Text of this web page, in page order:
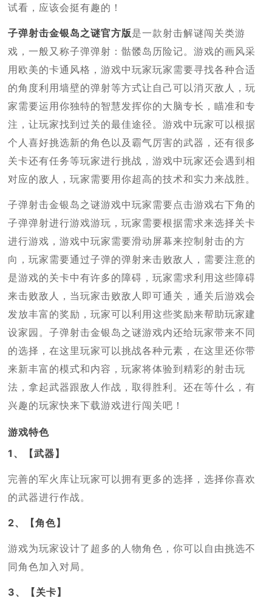
试看，应该会挺有趣的！
子弹射击金银岛之谜官方版是一款射击解谜闯关类游
戏，一般又称子弹弹射：骷髅岛历险记。游戏的画风采
用欧美的卡通风格，游戏中玩家玩家需要寻找各种合适
的角度利用墙壁的弹射等方式让自己可以消灭敌人，玩
家需要运用你独特的智慧发挥你的大脑专长，瞄准和专
注，让玩家找到过关的最佳途径。游戏中玩家可以根据
个人喜好挑选新的角色以及霸气厉害的武器，还有很多
关卡还有任务等玩家进行挑战，游戏中玩家还会遇到相
对应的敌人，玩家需要用你超高的技术和实力来战胜。
子弹射击金银岛之谜游戏中玩家需要点击游戏右下角的
子弹弹射进行游戏游玩，玩家需要根据需求来选择关卡
进行游戏，游戏中玩家需要滑动屏幕来控制射击的方
向，玩家需要通过子弹的弹射来击败敌人，需要注意的
是游戏的关卡中有许多的障碍，玩家需求利用这些障碍
来击败敌人，当玩家击败敌人即可通关，通关后游戏会
发放丰富的奖励，玩家可以利用这些奖励来帮助玩家建
设家园。子弹射击金银岛之谜游戏内还给玩家带来不同
的选择，在这里玩家可以挑战各种元素，在这里还你带
来新丰富的模式和内容，玩家将体验到精彩的射击玩
法，拿起武器跟敌人作战，取得胜利。还在等什么，有
兴趣的玩家快来下载游戏进行闯关吧！
游戏特色
1、【武器】
完善的军火库让玩家可以拥有更多的选择，选择你喜欢
的武器进行作战。
2、【角色】
游戏为玩家设计了超多的人物角色，你可以自由挑选不
同角色加入对局。
3、【关卡】